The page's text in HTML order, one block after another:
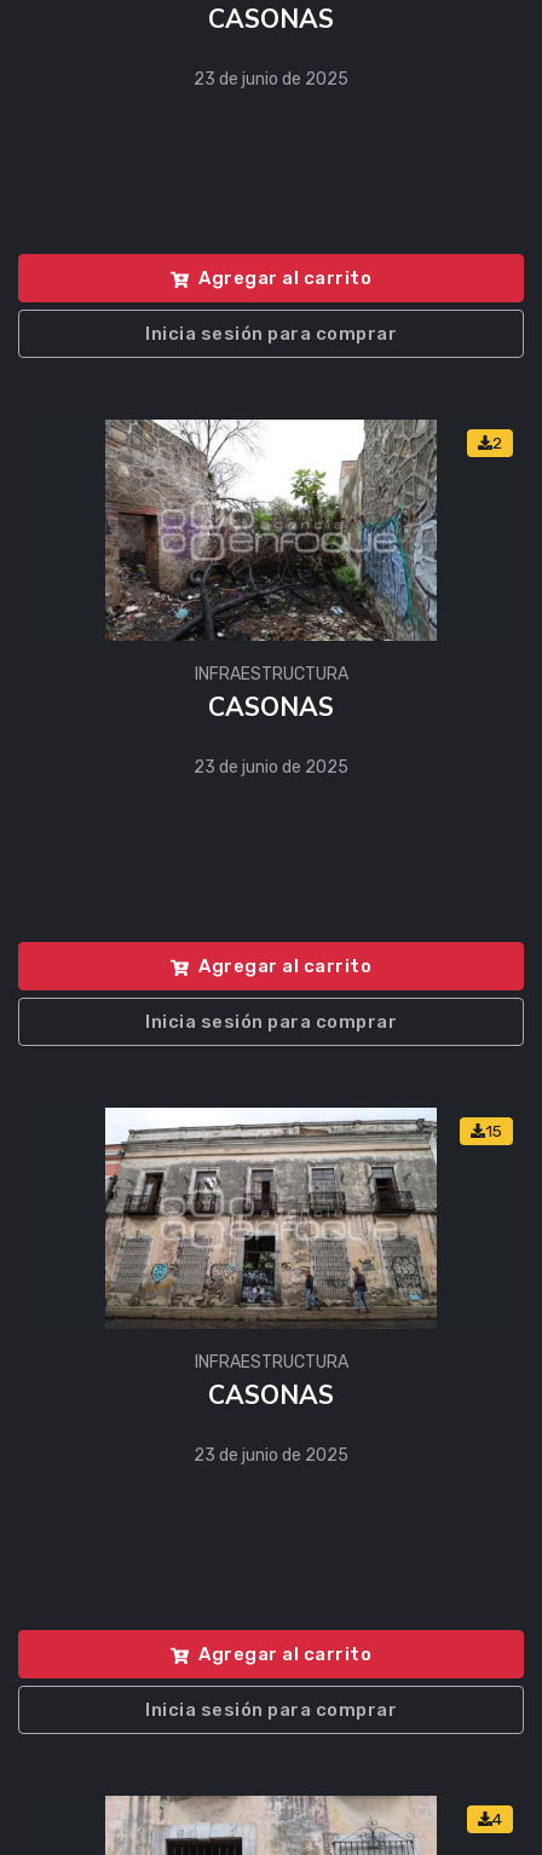
CASONAS
23 de junio de 2025
Agregar al carrito
Inicia sesión para comprar
2
INFRAESTRUCTURA
CASONAS
23 de junio de 2025
Agregar al carrito
Inicia sesión para comprar
15
INFRAESTRUCTURA
CASONAS
23 de junio de 2025
Agregar al carrito
Inicia sesión para comprar
4